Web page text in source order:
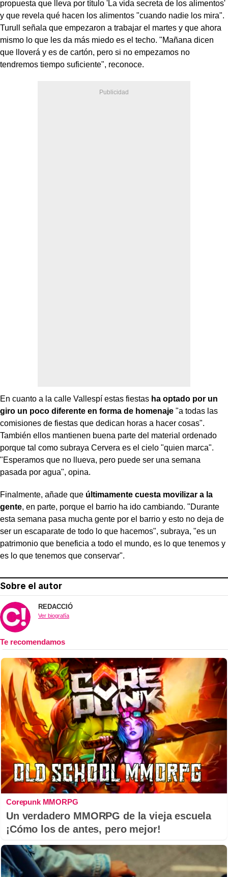
propuesta que lleva por título 'La vida secreta de los alimentos'
y que revela qué hacen los alimentos "cuando nadie los mira".
Turull señala que empezaron a trabajar el martes y que ahora
mismo lo que les da más miedo es el techo. "Mañana dicen
que lloverá y es de cartón, pero si no empezamos no
tendremos tiempo suficiente", reconoce.
En cuanto a la calle Vallespí estas fiestas ha optado por un
giro un poco diferente en forma de homenaje "a todas las
comisiones de fiestas que dedican horas a hacer cosas".
También ellos mantienen buena parte del material ordenado
porque tal como subraya Cervera es el cielo "quien marca".
"Esperamos que no llueva, pero puede ser una semana
pasada por agua", opina.
Finalmente, añade que últimamente cuesta movilizar a la
gente, en parte, porque el barrio ha ido cambiando. "Durante
esta semana pasa mucha gente por el barrio y esto no deja de
ser un escaparate de todo lo que hacemos", subraya, "es un
patrimonio que beneficia a todo el mundo, es lo que tenemos y
es lo que tenemos que conservar".
Sobre el autor
REDACCIÓ
Ver biografía
Corepunk MMORPG
Un verdadero MMORPG de la vieja escuela
¡Cómo los de antes, pero mejor!